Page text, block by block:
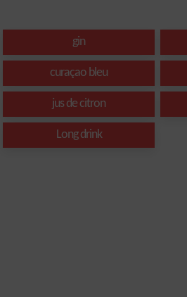
gin
curaçao bleu
jus de citron
Long drink